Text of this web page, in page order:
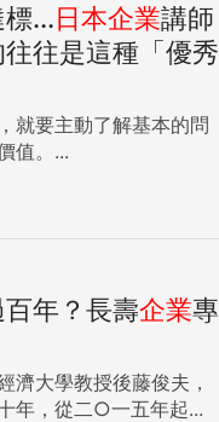
...日本企業講師
往是這種「優秀
就要主動了解基本的問
值。...
年？長壽企業專
濟大學教授後藤俊夫，
年，從二○一五年起...